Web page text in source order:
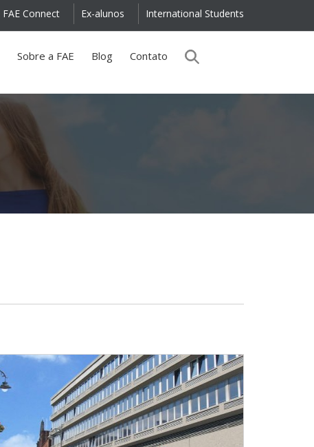
International Students
Ex-alunos
FAE Connect
Sobre a FAE Blog Contato